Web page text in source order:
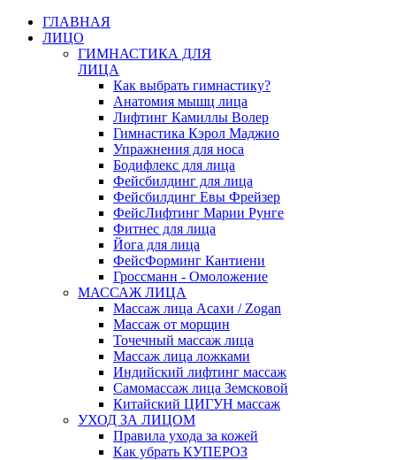
ГЛАВНАЯ
ЛИЦО
ГИМНАСТИКА ДЛЯ
ЛИЦА
Как выбрать гимнастику?
Анатомия мышц лица
Лифтинг Камиллы Волер
Гимнастика Кэрол Маджио
Упражнения для носа
Бодифлекс для лица
Фейсбилдинг для лица
Фейсбилдинг Евы Фрейзер
ФейсЛифтинг Марии Рунге
Фитнес для лица
Йога для лица
ФейсФорминг Кантиени
Гроссманн - Омоложение
МАССАЖ ЛИЦА
Массаж лица Асахи / Zogan
Массаж от морщин
Точечный массаж лица
Массаж лица ложками
Индийский лифтинг массаж
Самомассаж лица Земсковой
Китайский ЦИГУН массаж
УХОД ЗА ЛИЦОМ
Правила ухода за кожей
Как убрать КУПЕРОЗ